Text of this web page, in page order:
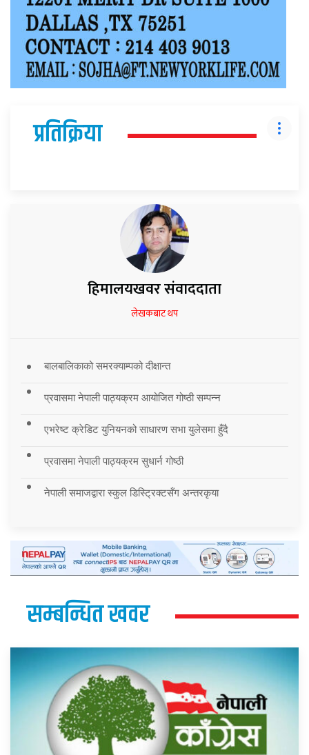
प्रतिक्रिया
हिमालयखवर संवाददाता
लेखकबाट थप
बालबालिकाको समरक्याम्पको दीक्षान्त
प्रवासमा नेपाली पाठ्यक्रम आयोजित गोष्ठी सम्पन्न
एभरेष्ट क्रेडिट युनियनको साधारण सभा युलेसमा हुँदै
प्रवासमा नेपाली पाठ्यक्रम सुधार्न गोष्ठी
नेपाली समाजद्वारा स्कुल डिस्ट्रिक्टसँग अन्तरकृया
सम्बन्धित खवर